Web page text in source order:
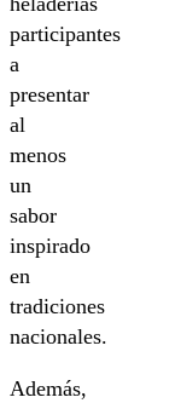
participantes
a
presentar
al
menos
un
sabor
inspirado
en
tradiciones
nacionales.
Además,